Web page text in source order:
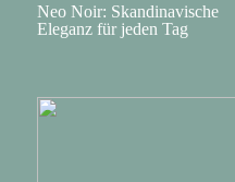
Neo Noir: Skandinavische
Eleganz für jeden Tag